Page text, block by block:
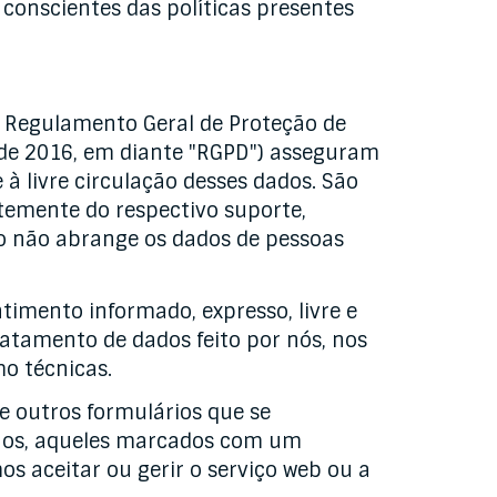
das políticas presentes
Regulamento Geral de Proteção de
2016, em diante "RGPD") asseguram
livre circulação desses dados. São
do respectivo suporte,
abrange os dados de pessoas
informado, expresso, livre e
de dados feito por nós, nos
técnicas.
outros formulários que se
aqueles marcados com um
aceitar ou gerir o serviço web ou a